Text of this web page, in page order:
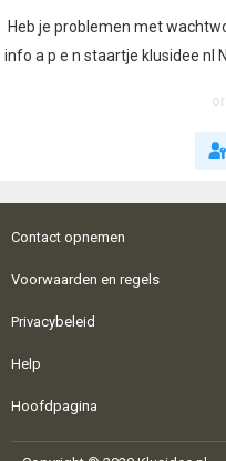
Heb je problemen met
info a p e n staartje klusidee nl
Contact opnemen
Voorwaarden en regels
Privacybeleid
Help
Hoofdpagina